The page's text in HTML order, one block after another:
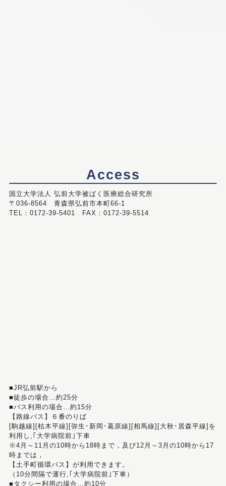
Access
国立大学法人 弘前大学被ばく医療総合研究所
〒036-8564 青森県弘前市本町66-1
TEL：0172-39-5401 FAX：0172-39-5514
■JR弘前駅から
■徒歩の場合…約25分
■バス利用の場合…約15分
【路線バス】６番のりば
[駒越線][枯木平線][弥生･新岡･葛原線][相馬線][大秋･居森平線]を
利用し,｢大学病院前｣下車
※4月～11月の10時から18時まで，及び12月～3月の10時から17
時までは，
【土手町循環バス】が利用できます。
（10分間隔で運行,｢大学病院前｣下車）
■タクシー利用の場合…約10分